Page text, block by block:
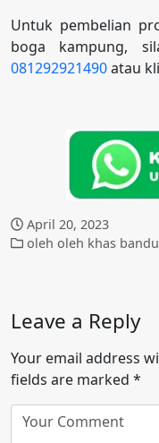
Untuk pembelian
boga kampung,
081292921490atau
April 20, 2023
oleh oleh khas
Leave a Reply
Your email address
fields are marked *